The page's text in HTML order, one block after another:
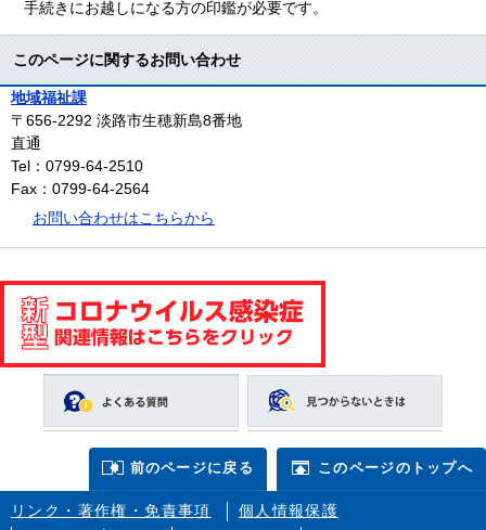
手続きにお越しになる方の印鑑が必要です。
このページに関するお問い合わせ
地域福祉課
〒656-2292 淡路市生穂新島8番地
直通
Tel：0799-64-2510
Fax：0799-64-2564
お問い合わせはこちらから
前のページに戻る このページのトップへ
リンク・著作権・免責事項
個人情報保護